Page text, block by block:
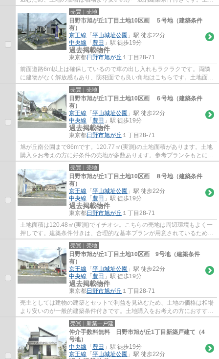
面積は120.85㎡(実測)あります。こちらの売...
売買｜売地
日野市旭が丘1丁目土地10区画 ５号地（建築条件
有）
京王線 「 平山城址公園 」駅 徒歩22分
中央線 「 豊田 」駅 徒歩19分
過去掲載物件
東京都日野市旭が丘 １丁目28-71
前面道路6m以上は確保しているので車の出し入れもラクラクです。両隣
に建物がなく解放感もあり、防犯面でも良い角地はこちらです。土地面積
は120.85㎡(実測)となっています。土地購入...
売買｜売地
日野市旭が丘1丁目土地10区画 ６号地（建築条件
有）
京王線 「 平山城址公園 」駅 徒歩22分
中央線 「 豊田 」駅 徒歩19分
過去掲載物件
東京都日野市旭が丘 １丁目28-71
旭が丘南公園まで86mです。120.77㎡(実測)の土地面積があります。土地
購入をお考えの方に好条件の売地が多数あります。参考プランをもとにで
きるので1から間取りなどを考えなくてもよ...
売買｜売地
日野市旭が丘1丁目土地10区画 ８号地（建築条件
有）
京王線 「 平山城址公園 」駅 徒歩22分
中央線 「 豊田 」駅 徒歩19分
過去掲載物件
東京都日野市旭が丘 １丁目28-71
土地面積は120.48㎡(実測)でイチオシ。こちらの売地は周辺環境もよく一
押しです。建築条件付きは、合理的な基本プランが用意されているため、
予算との折り合いが付けやすいというメリ...
売買｜売地
日野市旭が丘1丁目土地10区画 9号地（建築条件
有）
京王線 「 平山城址公園 」駅 徒歩22分
中央線 「 豊田 」駅 徒歩19分
過去掲載物件
東京都日野市旭が丘 １丁目28-71
売主としては建物の建築とセットで利益を見込むため、土地の価格は相場
より安いのが一般的建築条件付きです。土地購入をお考えの方におすすめ
なのがこちらの売地。土地面積は120.5㎡(...
売買｜新築一戸建
仲介手数料無料 日野市旭が丘1丁目新築戸建て（4
号地）
中央線 「 豊田 」駅 徒歩19分
京王線 「 平山城址公園 」駅 徒歩22分